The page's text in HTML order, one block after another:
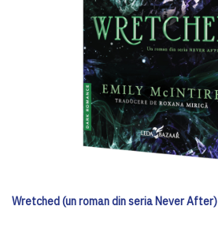
Wretched (un roman din seria Never After)